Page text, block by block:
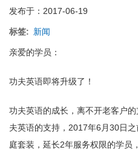
礼
最
阶
发布于：2017-06-19
标签 新闻
亲爱的学员：
功夫英语即将升级了！
功夫英语的成长，离不开老客户
夫英语的支持，2017年6月30日
庭套装，延长2年服务权限的学员